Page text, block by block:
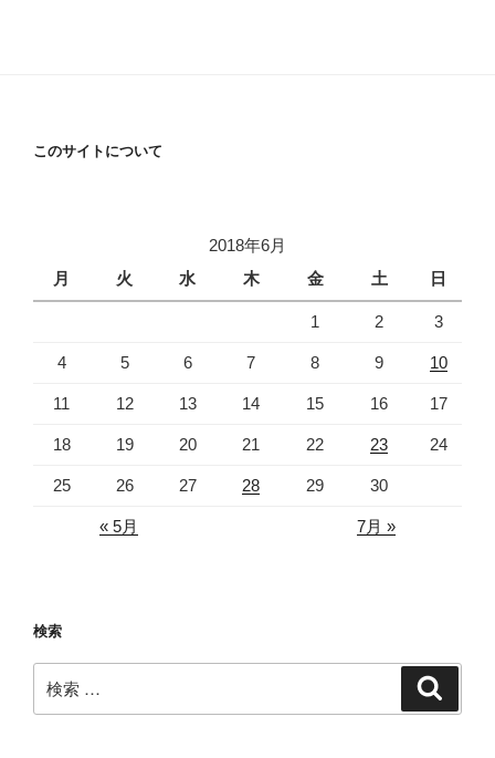
このサイトについて
2018年6月
月
火 水 木 金 土 日
1 2 3
4 5 6 7 8 9 10
11 12 13 14 15 16 17
18 19 20 21 22 23 24
25 26 27 28 29 30
« 5月 7月 »
検索
索: